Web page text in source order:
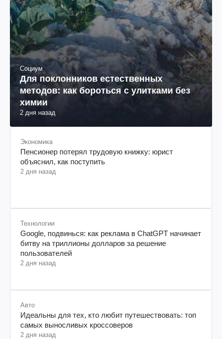
Социум
Для поклонников естественных
методов: как бороться с улитками без
химии
2 дня назад
Экономика
Пенсионер потерял трудовую книжку: юрист
объяснил, как поступить
2 дня назад
Технологии
Google, подвинься: как реклама в ChatGPT начинает
битву на триллионы долларов за решение
пользователей
2 дня назад
Авто
Идеальны для тех, кто любит путешествовать: топ
самых выносливых кроссоверов
2 дня назад